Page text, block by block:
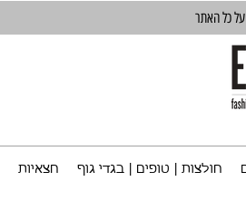
כל האתר
חולצות | טופים | בגדי גוף חצאיות